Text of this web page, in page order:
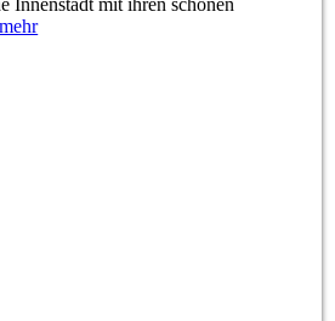
Innenstadt mit ihren schönen
mehr